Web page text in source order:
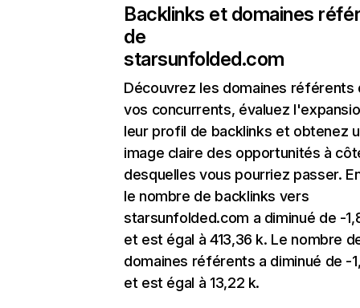
Backlinks et domaines
de
starsunfolded.com
Découvrez les domaines référents
vos concurrents, évaluez
leur profil de backlinks et obtenez
image claire des opportunités à
desquelles vous pourriez passer.
le nombre de backlinks vers
starsunfolded.com a diminué de -
et est égal à 413,36 k. Le nombre
domaines référents a diminué de -
et est égal à 13,22 k.